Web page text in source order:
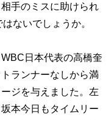
手のミスに助けられ
ないでしょうか。
日本代表の高橋奎
ランナーなしから満
ジを与えました。左
本今日もタイムリー